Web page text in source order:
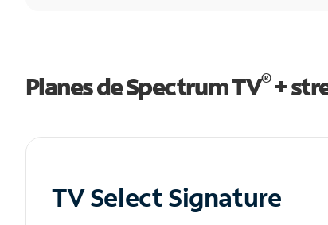
Planes de Spectrum TV®+
TV Select Signature